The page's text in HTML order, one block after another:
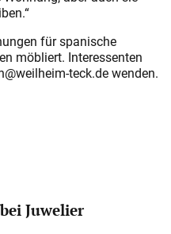
für spanische
möbliert. Interessenten
teck.de wenden.
Juwelier